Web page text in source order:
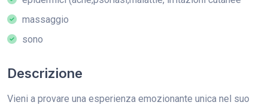
massaggio
sono
Descrizione
Vieni a provare una esperienza emozionante unica nel suo